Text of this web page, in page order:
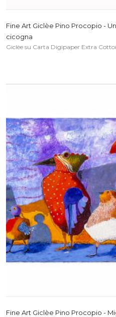
Fine Art Giclèe Pino Procopio -
cicogna
Giclèe su Carta Digipaper Extra
Fine Art Giclèe Pino Procopio -